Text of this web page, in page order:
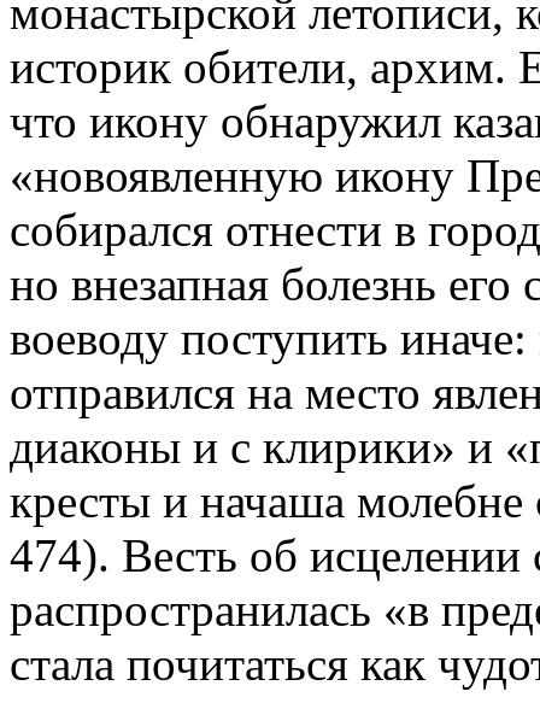
монастырской летописи,
историк обители, архим.
что икону обнаружил
«новоявленную икону
собирался отнести в
но внезапная болезнь его
воеводу поступить
отправился на место
диаконы и с клирики» и
кресты и начаша
474). Весть об исцелении
распространилась «в
стала почитаться как